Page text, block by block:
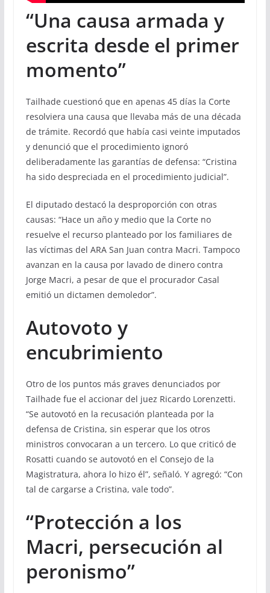
“Una causa armada y
escrita desde el primer
momento”
Tailhade cuestionó que en apenas 45 días la Corte
resolviera una causa que llevaba más de una década
de trámite. Recordó que había casi veinte imputados
y denunció que el procedimiento ignoró
deliberadamente las garantías de defensa: “Cristina
ha sido despreciada en el procedimiento judicial”.
El diputado destacó la desproporción con otras
causas: “Hace un año y medio que la Corte no
resuelve el recurso planteado por los familiares de
las víctimas del ARA San Juan contra Macri. Tampoco
avanzan en la causa por lavado de dinero contra
Jorge Macri, a pesar de que el procurador Casal
emitió un dictamen demoledor”.
Autovoto y
encubrimiento
Otro de los puntos más graves denunciados por
Tailhade fue el accionar del juez Ricardo Lorenzetti.
“Se autovotó en la recusación planteada por la
defensa de Cristina, sin esperar que los otros
ministros convocaran a un tercero. Lo que criticó de
Rosatti cuando se autovotó en el Consejo de la
Magistratura, ahora lo hizo él”, señaló. Y agregó: “Con
tal de cargarse a Cristina, vale todo”.
“Protección a los
Macri, persecución al
peronismo”